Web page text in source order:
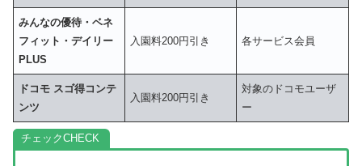
みんなの優待・ベネ
フィット・デイリー
PLUS
入園料200円引き 各サービス会員
ドコモ スゴ得コンテ
ンツ
入園料200円引き
対象のドコモユーザ
ー
チェック